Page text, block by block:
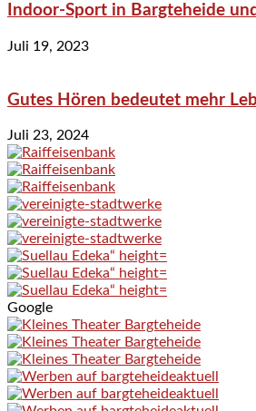
Indoor-Sport in Bargteheide
Juli 19, 2023
Gutes Hören bedeutet mehr
Juli 23, 2024
Google